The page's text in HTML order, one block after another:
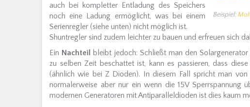
Beispiel:
auch bei kompletter Entladung des Speichers
noch eine Ladung ermöglicht, was bei einem
Serienregler (siehe unten) nicht möglich ist.
Shuntregler sind zudem leichter zu bauen und erfreuen sich
Ein Nachteil
bleibt jedoch: Schließt man den
zu selben Zeit beschattet ist, kann es passieren, dass
(ähnlich wie bei Z Dioden). In diesem Fall spricht man
normalerweise aber nur ein wenn die 15V Sperrspannung
modernen Generatoren mit Antiparalleldioden ist dies kaum